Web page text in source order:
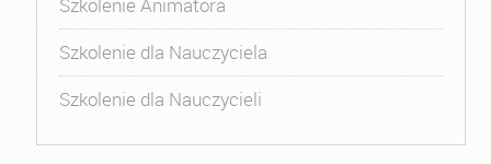
Szkolenie dla Nauczyciela
Szkolenie dla Nauczycieli